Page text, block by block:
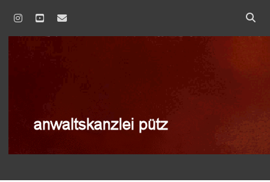
instagram
youtubeemail